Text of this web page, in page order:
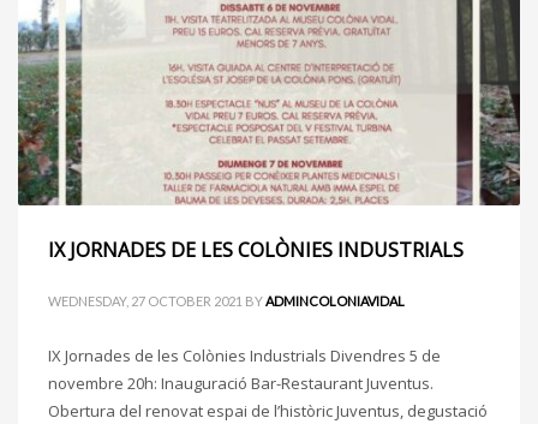
IX JORNADES DE LES COLÒNIES INDUSTRIALS
WEDNESDAY, 27 OCTOBER 2021 BYADMINCOLONIAVIDAL
IX Jornades de les Colònies Industrials Divendres 5 de
novembre 20h: Inauguració Bar-Restaurant Juventus.
Obertura del renovat espai de l’històric Juventus, degustació